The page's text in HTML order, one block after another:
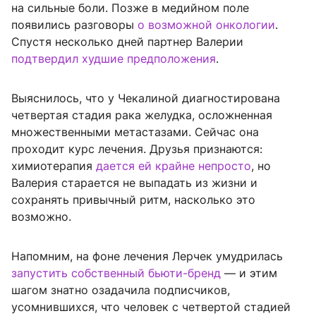
на сильные боли. Позже в медийном поле
появились разговоры о возможной онкологии.
Спустя несколько дней партнер Валерии
подтвердил худшие предположения.
Выяснилось, что у Чекалиной диагностирована
четвертая стадия рака желудка, осложненная
множественными метастазами. Сейчас она
проходит курс лечения. Друзья признаются:
химиотерапия дается ей крайне непросто, но
Валерия старается не выпадать из жизни и
сохранять привычный ритм, насколько это
возможно.
Напомним, на фоне лечения Лерчек умудрилась
запустить собственный бьюти-бренд — и этим
шагом знатно озадачила подписчиков,
усомнившихся, что человек с четвертой стадией